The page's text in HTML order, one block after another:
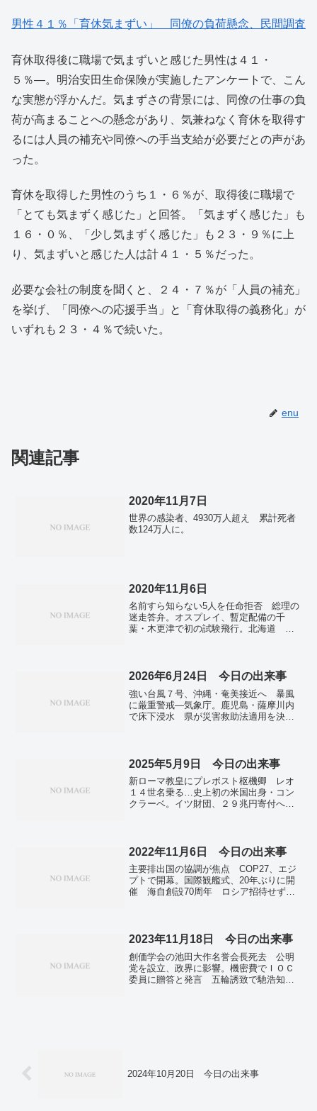
男性４１％「育休気まずい」 同僚の負荷懸念、民間調査
育休取得後に職場で気まずいと感じた男性は４１・
５％―。明治安田生命保険が実施したアンケートで、こん
な実態が浮かんだ。気まずさの背景には、同僚の仕事の負
荷が高まることへの懸念があり、気兼ねなく育休を取得す
るには人員の補充や同僚への手当支給が必要だとの声があ
った。
育休を取得した男性のうち１・６％が、取得後に職場で
「とても気まずく感じた」と回答。「気まずく感じた」も
１６・０％、「少し気まずく感じた」も２３・９％に上
り、気まずいと感じた人は計４１・５％だった。
必要な会社の制度を聞くと、２４・７％が「人員の補充」
を挙げ、「同僚への応援手当」と「育休取得の義務化」が
いずれも２３・４％で続いた。
enu
関連記事
2020年11月7日
世界の感染者、4930万人超え 累計死者
数124万人に。
2020年11月6日
名前すら知らない5人を任命拒否 総理の
迷走答弁。オスプレイ、暫定配備の千
葉・木更津で初の試験飛行。北海道 独
2026年6月24日 今日の出来事
強い台風７号、沖縄・奄美接近へ 暴風
に厳重警戒―気象庁。鹿児島・薩摩川内
で床下浸水 県が災害救助法適用を決
４％ イラン作戦「価値あった」２
４％―ロイター調査。
2025年5月9日 今日の出来事
新ローマ教皇にプレボスト枢機卿 レオ
１４世名乗る…史上初の米国出身・コン
クラーベ。イツ財団、２９兆円寄付へ
でに70％出荷予定。
2022年11月6日 今日の出来事
主要排出国の協調が焦点 COP27、エジ
プトで開幕。国際観艦式、20年ぶりに開
催 海自創設70周年 ロシア招待せず。
ク信長」が行列。アクアラインマラソ
る。青空に映える赤く染まったトンネ
ル 色づく高野山の紅葉。朝日新聞社の
元編集委員・早野透さん死去 「ポリテ
2023年11月18日 今日の出来事
創価学会の池田大作名誉会長死去 公明
党を設立、政界に影響。機密費でＩＯＣ
委員に贈答と発言 五輪誘致で馳浩知
2024年10月20日 今日の出来事